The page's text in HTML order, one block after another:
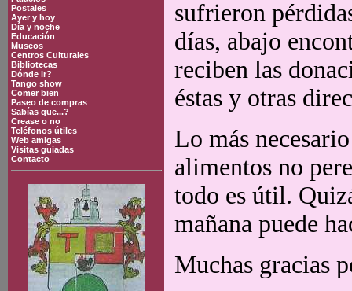
Postales
Ayer y hoy
Día y noche
Educación
Museos
Centros Culturales
Bibliotecas
Dónde ir?
Tango show
Comer bien
Paseo de compras
Sabías que...?
Crease o no
Teléfonos útiles
Web amigas
Visitas guiadas
Contacto
sufrieron
días, abajo
reciben las
éstas y otras
Lo más
alimentos no
todo es útil.
mañana puede
Muchas gracias